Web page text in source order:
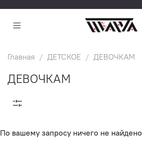
Главная ДЕТСКОЕ ДЕВОЧКАМ
ДЕВОЧКАМ
По вашему запросу ничего не найдено